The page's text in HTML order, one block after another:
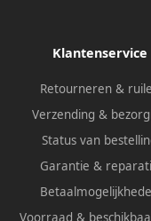
Klantenservice
Retourneren &
Verzending &
Status van
Garantie &
Voorraad &